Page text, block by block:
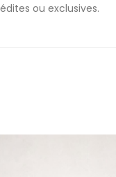
ou exclusives.